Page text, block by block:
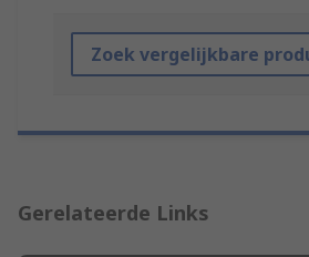
Zoek vergelijkbare
Gerelateerde Links